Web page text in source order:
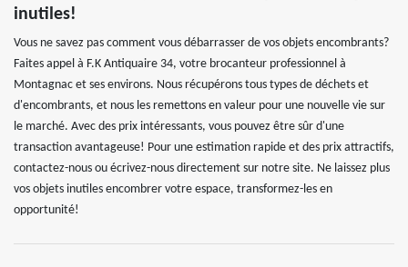
inutiles!
Vous ne savez pas comment vous débarrasser de vos objets encombrants?
Faites appel à F.K Antiquaire 34, votre brocanteur professionnel à
Montagnac et ses environs. Nous récupérons tous types de déchets et
d'encombrants, et nous les remettons en valeur pour une nouvelle vie sur
le marché. Avec des prix intéressants, vous pouvez être sûr d'une
transaction avantageuse! Pour une estimation rapide et des prix attractifs,
contactez-nous ou écrivez-nous directement sur notre site. Ne laissez plus
vos objets inutiles encombrer votre espace, transformez-les en
opportunité!